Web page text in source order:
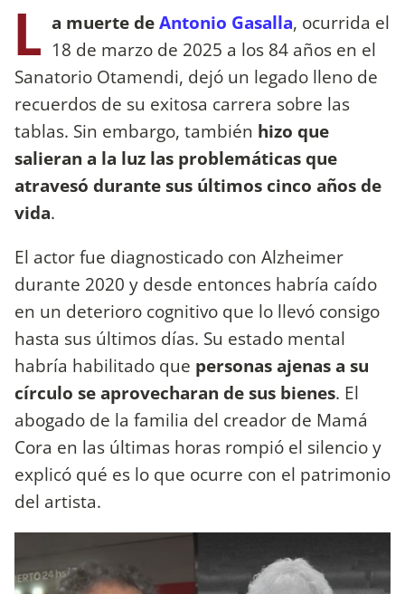
L a muerte deAntonio Gasalla, ocurrida el
18 de marzo de 2025 a los 84 años en el
Sanatorio Otamendi, dejó un legado lleno de
recuerdos de su exitosa carrera sobre las
tablas. Sin embargo, también hizo que
salieran a la luz las problemáticas que
atravesó durante sus últimos cinco años de
vida.
El actor fue diagnosticado con Alzheimer
durante 2020 y desde entonces habría caído
en un deterioro cognitivo que lo llevó consigo
hasta sus últimos días. Su estado mental
habría habilitado que personas ajenas a su
círculo se aprovecharan de sus bienes. El
abogado de la familia del creador de Mamá
Cora en las últimas horas rompió el silencio y
explicó qué es lo que ocurre con el patrimonio
del artista.